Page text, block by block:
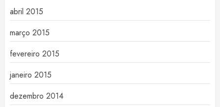
abril 2015
março 2015
fevereiro 2015
janeiro 2015
dezembro 2014